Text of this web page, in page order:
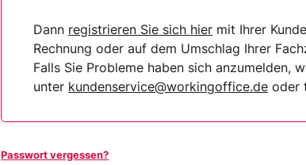
Dann registrieren Sie sich hier mit Ihrer
Rechnung oder auf dem Umschlag Ihrer
Falls Sie Probleme haben sich anzumelden,
unter kundenservice@workingoffice.de oder
Passwort vergessen?